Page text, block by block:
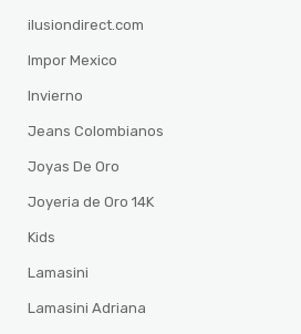
ilusiondirect.com
Impor Mexico
Invierno
Jeans Colombianos
Joyas De Oro
Joyeria de Oro 14K
Kids
Lamasini
Lamasini Adriana